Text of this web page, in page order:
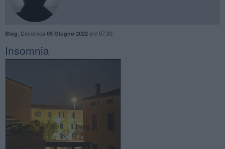
Blog Domenica 05 Giugno 2022ore 07:30
Insomnia